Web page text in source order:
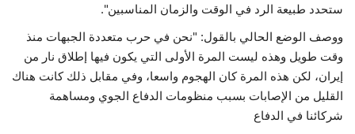
ستحدد طبيعة الرد في الوقت والزمان المناسبين".
ووصف الوضع الحالي بالقول: "نحن في حرب متعددة الجبهات منذ
وقت طويل وهذه ليست المرة الأولى التي يكون فيها إطلاق نار من
إيران، لكن هذه المرة كان الهجوم واسعا، وفي مقابل ذلك كانت هناك
القليل من الإصابات بسبب منظومات الدفاع الجوي ومساهمة
شركائنا في الدفاع